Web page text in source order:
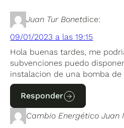
Juan Tur Bonetdice:
09/01/2023 a las 19:15
Hola buenas tardes, me
subvenciones puedo
instalacion de una bomba de
Responder
Cambio Energético Juan